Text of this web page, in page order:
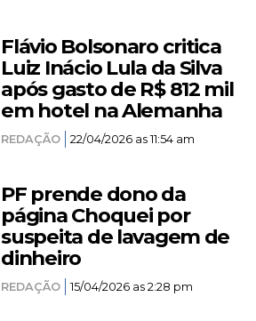
Flávio Bolsonaro critica
Luiz Inácio Lula da Silva
após gasto de R$ 812 mil
em hotel na Alemanha
REDAÇÃO 22/04/2026 as 11:54 am
PF prende dono da
página Choquei por
suspeita de lavagem de
dinheiro
REDAÇÃO 15/04/2026 as 2:28 pm